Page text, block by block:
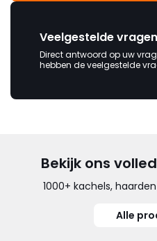
Veelgestelde vragen
Direct antwoord op uw
hebben de veelgestelde
Bekijk ons
1000+ kachels,
Alle